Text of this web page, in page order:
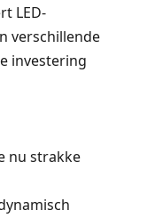
LED-
verschillende
investering
nu strakke